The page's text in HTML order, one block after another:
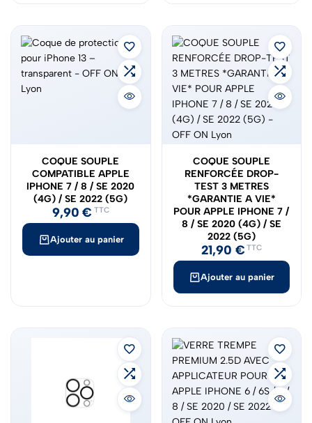
Ajouter au panier
COQUE SOUPLE
COMPATIBLE APPLE
IPHONE 7 / 8 / SE 2020
(4G) / SE 2022 (5G)
9,90€ TTC
Ajouter au panier
COQUE SOUPLE
RENFORCÉE DROP-
TEST 3 METRES
*GARANTIE A VIE*
POUR APPLE IPHONE 7 /
8 / SE 2020 (4G) / SE
2022 (5G)
21,90 € TTC